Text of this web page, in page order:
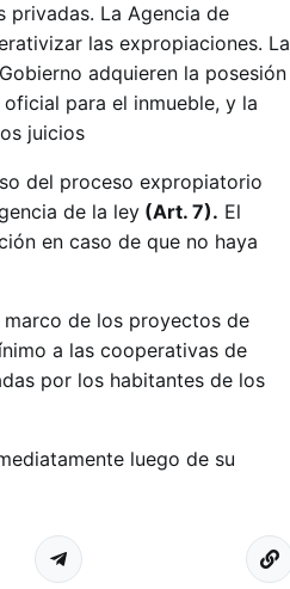
privadas. La Agencia de
las expropiaciones. La
adquieren la posesión
para el inmueble, y la
juicios
del proceso expropiatorio
de la ley (Art. 7). El
en caso de que no haya
de los proyectos de
a las cooperativas de
por los habitantes de los
luego de su